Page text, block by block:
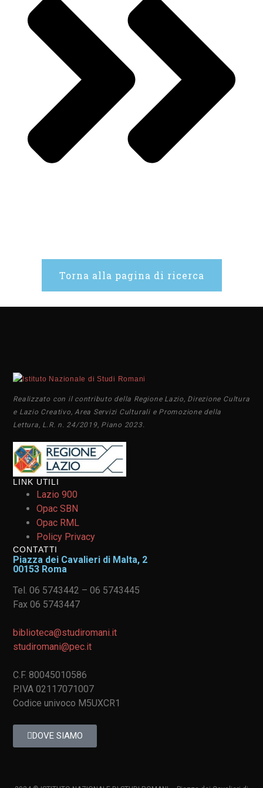
Torna alla pagina di ricerca
Realizzato con il contributo della Regione Lazio, Direzione Cultura
e Lazio Creativo, Area Servizi Culturali e Promozione della
Lettura, L.R. n. 24/2019, Piano 2023.
LINK UTILI
Lazio 900
Opac SBN
Opac RML
Policy Privacy
CONTATTI
Piazza dei Cavalieri di Malta, 2
00153 Roma
Tel. 06 5743442 – 06 5743445
Fax 06 5743447
biblioteca@studiromani.it
studiromani@pec.it
C.F. 80045010586
P.IVA 02117071007
Codice univoco M5UXCR1
DOVE SIAMO